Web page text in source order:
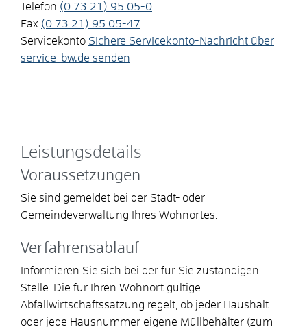
Telefon (0 73 21) 95 05-0
Fax (0 73 21) 95 05-47
Servicekonto Sichere Servicekonto-Nachricht über
service-bw.de senden
Leistungsdetails
Voraussetzungen
Sie sind gemeldet bei der Stadt- oder
Gemeindeverwaltung Ihres Wohnortes.
Verfahrensablauf
Informieren Sie sich bei der für Sie zuständigen
Stelle. Die für Ihren Wohnort gültige
Abfallwirtschaftssatzung regelt, ob jeder Haushalt
oder jede Hausnummer eigene Müllbehälter (zum